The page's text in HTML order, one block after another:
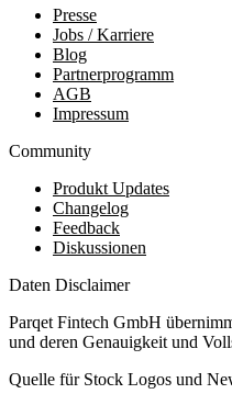
Presse
Jobs / Karriere
Blog
Partnerprogramm
AGB
Impressum
Community
Produkt Updates
Changelog
Feedback
Diskussionen
Daten Disclaimer
Parqet Fintech GmbH
und deren Genauigkeit und
Quelle für Stock Logos und